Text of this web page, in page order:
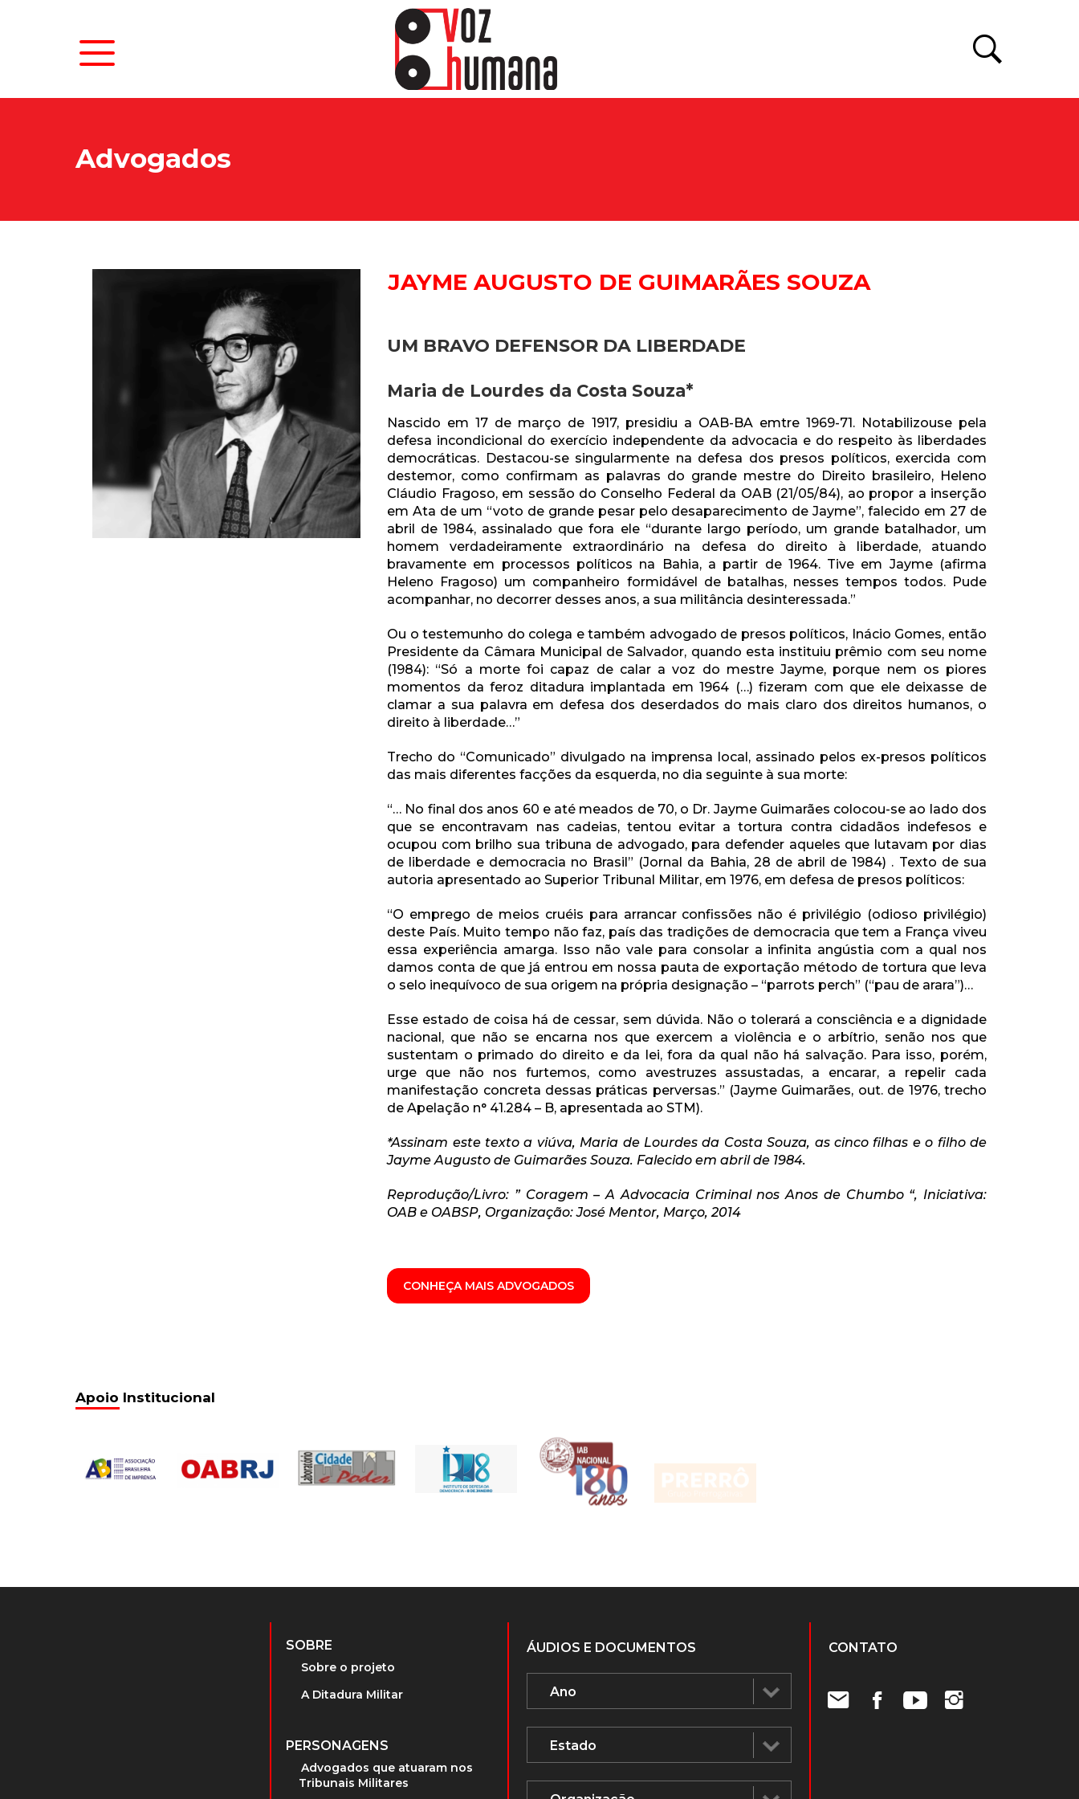
Advogados
JAYME AUGUSTO DE GUIMARÃES SOUZA
UM BRAVO DEFENSOR DA LIBERDADE
Maria de Lourdes da Costa Souza*
Nascido em 17 de março de 1917, presidiu a OAB-BA emtre 1969-71. Notabilizouse pela
defesa incondicional do exercício independente da advocacia e do respeito às liberdades
democráticas. Destacou-se singularmente na defesa dos presos políticos, exercida com
destemor, como confirmam as palavras do grande mestre do Direito brasileiro, Heleno
Cláudio Fragoso, em sessão do Conselho Federal da OAB (21/05/84), ao propor a inserção
em Ata de um “voto de grande pesar pelo desaparecimento de Jayme”, falecido em 27 de
abril de 1984, assinalado que fora ele “durante largo período, um grande batalhador, um
homem verdadeiramente extraordinário na defesa do direito à liberdade, atuando
bravamente em processos políticos na Bahia, a partir de 1964. Tive em Jayme (afirma
Heleno Fragoso) um companheiro formidável de batalhas, nesses tempos todos. Pude
acompanhar, no decorrer desses anos, a sua militância desinteressada.”
Ou o testemunho do colega e também advogado de presos políticos, Inácio Gomes, então
Presidente da Câmara Municipal de Salvador, quando esta instituiu prêmio com seu nome
(1984): “Só a morte foi capaz de calar a voz do mestre Jayme, porque nem os piores
momentos da feroz ditadura implantada em 1964 (…) fizeram com que ele deixasse de
clamar a sua palavra em defesa dos deserdados do mais claro dos direitos humanos, o
direito à liberdade…”
Trecho do “Comunicado” divulgado na imprensa local, assinado pelos ex-presos políticos
das mais diferentes facções da esquerda, no dia seguinte à sua morte:
“… No final dos anos 60 e até meados de 70, o Dr. Jayme Guimarães colocou-se ao lado dos
que se encontravam nas cadeias, tentou evitar a tortura contra cidadãos indefesos e
ocupou com brilho sua tribuna de advogado, para defender aqueles que lutavam por dias
de liberdade e democracia no Brasil” (Jornal da Bahia, 28 de abril de 1984) . Texto de sua
autoria apresentado ao Superior Tribunal Militar, em 1976, em defesa de presos políticos:
“O emprego de meios cruéis para arrancar confissões não é privilégio (odioso privilégio)
deste País. Muito tempo não faz, país das tradições de democracia que tem a França viveu
essa experiência amarga. Isso não vale para consolar a infinita angústia com a qual nos
damos conta de que já entrou em nossa pauta de exportação método de tortura que leva
o selo inequívoco de sua origem na própria designação – “parrots perch” (“pau de arara”)…
Esse estado de coisa há de cessar, sem dúvida. Não o tolerará a consciência e a dignidade
nacional, que não se encarna nos que exercem a violência e o arbítrio, senão nos que
sustentam o primado do direito e da lei, fora da qual não há salvação. Para isso, porém,
urge que não nos furtemos, como avestruzes assustadas, a encarar, a repelir cada
manifestação concreta dessas práticas perversas.” (Jayme Guimarães, out. de 1976, trecho
de Apelação n° 41.284 – B, apresentada ao STM).
*Assinam este texto a viúva, Maria de Lourdes da Costa Souza, as cinco filhas e o filho de
Jayme Augusto de Guimarães Souza. Falecido em abril de 1984.
Reprodução/Livro: ” Coragem – A Advocacia Criminal nos Anos de Chumbo “, Iniciativa:
OAB e OABSP, Organização: José Mentor, Março, 2014
CONHEÇA MAIS ADVOGADOS
Apoio Institucional
SOBRE
Sobre o projeto
A Ditadura Militar
PERSONAGENS
Advogados que atuaram nos
Tribunais Militares
ÁUDIOS E DOCUMENTOS CONTATO